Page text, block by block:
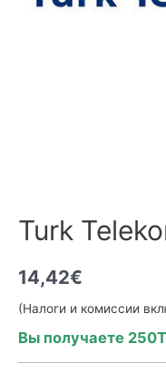
Turk
14,42€
(Налоги и комиссии
Вы получаете